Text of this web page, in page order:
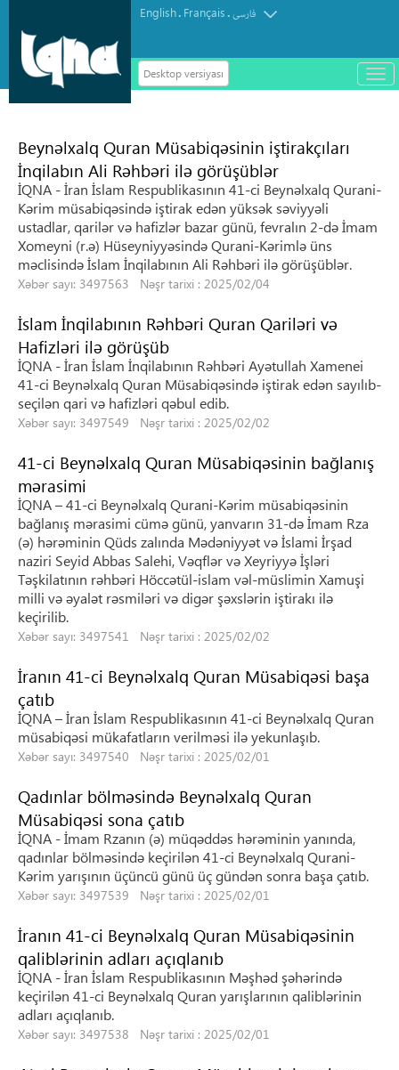
English. Français.فارسی
Desktop versiyası
باز
و
Beynəlxalq Quran Müsabiqəsinin iştirakçıları
İnqilabın Ali Rəhbəri ilə görüşüblər
İQNA - İran İslam Respublikasının 41-ci Beynəlxalq Qurani-
Kərim müsabiqəsində iştirak edən yüksək səviyyəli
ustadlar, qarilər və hafizlər bazar günü, fevralın 2-də İmam
Xomeyni (r.ə) Hüseyniyyəsində Qurani-Kərimlə üns
məclisində İslam İnqilabının Ali Rəhbəri ilə görüşüblər.
Xəbər sayı: 3497563 Nəşr tarixi : 2025/02/04
İslam İnqilabının Rəhbəri Quran Qariləri və
Hafizləri ilə görüşüb
İQNA - İran İslam İnqilabının Rəhbəri Ayətullah Xamenei
41-ci Beynəlxalq Quran Müsabiqəsində iştirak edən sayılıb-
seçilən qari və hafizləri qəbul edib.
Xəbər sayı: 3497549 Nəşr tarixi : 2025/02/02
41-ci Beynəlxalq Quran Müsabiqəsinin bağlanış
mərasimi
İQNA – 41-ci Beynəlxalq Qurani-Kərim müsabiqəsinin
bağlanış mərasimi cümə günü, yanvarın 31-də İmam Rza
(ə) hərəminin Qüds zalında Mədəniyyət və İslami İrşad
naziri Seyid Abbas Salehi, Vəqflər və Xeyriyyə İşləri
Təşkilatının rəhbəri Höccətül-islam vəl-müslimin Xamuşi
milli və əyalət rəsmiləri və digər şəxslərin iştirakı ilə
keçirilib.
Xəbər sayı: 3497541 Nəşr tarixi : 2025/02/02
İranın 41-ci Beynəlxalq Quran Müsabiqəsi başa
çatıb
İQNA – İran İslam Respublikasının 41-ci Beynəlxalq Quran
müsabiqəsi mükafatların verilməsi ilə yekunlaşıb.
Xəbər sayı: 3497540 Nəşr tarixi : 2025/02/01
Qadınlar bölməsində Beynəlxalq Quran
Müsabiqəsi sona çatıb
İQNA - İmam Rzanın (ə) müqəddəs hərəminin yanında,
qadınlar bölməsində keçirilən 41-ci Beynəlxalq Qurani-
Kərim yarışının üçüncü günü üç gündən sonra başa çatıb.
Xəbər sayı: 3497539 Nəşr tarixi : 2025/02/01
İranın 41-ci Beynəlxalq Quran Müsabiqəsinin
qaliblərinin adları açıqlanıb
İQNA - İran İslam Respublikasının Məşhəd şəhərində
keçirilən 41-ci Beynəlxalq Quran yarışlarının qaliblərinin
adları açıqlanıb.
Xəbər sayı: 3497538 Nəşr tarixi : 2025/02/01